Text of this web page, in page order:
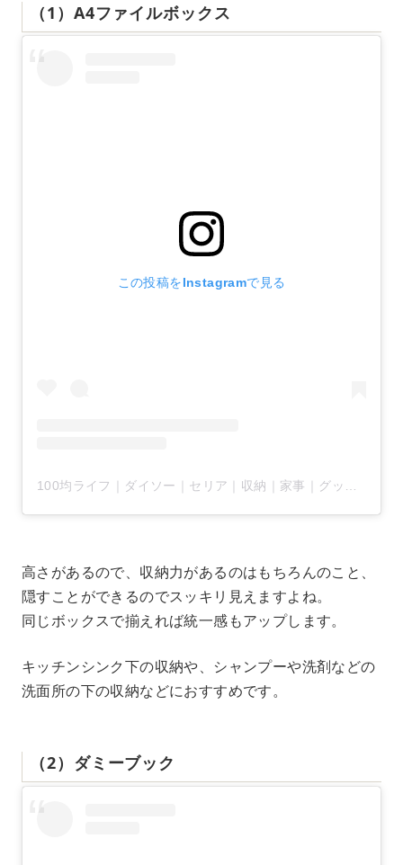
（1）A4ファイルボックス
この投稿をInstagramで見る
100均ライフ｜ダイソー｜セリア｜収納｜家事｜グッズ(@arrange100)がシェアした投稿
高さがあるので、収納力があるのはもちろんのこと、
隠すことができるのでスッキリ見えますよね。
同じボックスで揃えれば統一感もアップします。
キッチンシンク下の収納や、シャンプーや洗剤などの
洗面所の下の収納などにおすすめです。
（2）ダミーブック